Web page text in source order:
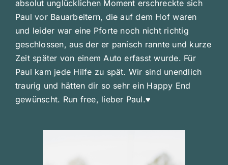
absolut unglücklichen Moment erschreckte sich
Paul vor Bauarbeitern, die auf dem Hof waren
und leider war eine Pforte noch nicht richtig
geschlossen, aus der er panisch rannte und kurze
Zeit später von einem Auto erfasst wurde. Für
Paul kam jede Hilfe zu spät. Wir sind unendlich
traurig und hätten dir so sehr ein Happy End
gewünscht. Run free, lieber Paul.♥